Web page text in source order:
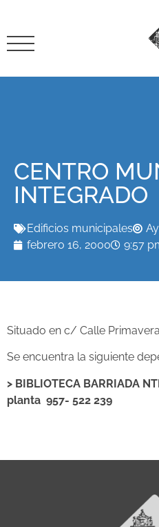
CENTRO
INTEGRADO
Edificios municipales
febrero 16, 2000
9:57
Situado en c/ Calle
Se encuentra la siguiente
> BIBLIOTECA BARRIADA
planta 957- 522 239